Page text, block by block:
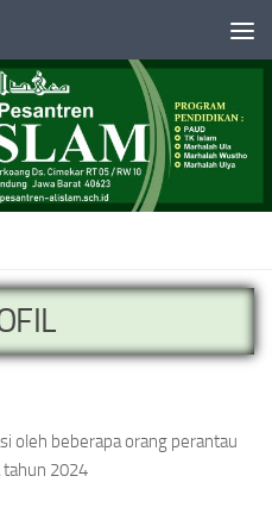
oleh beberapa orang perantau
tahun 2024